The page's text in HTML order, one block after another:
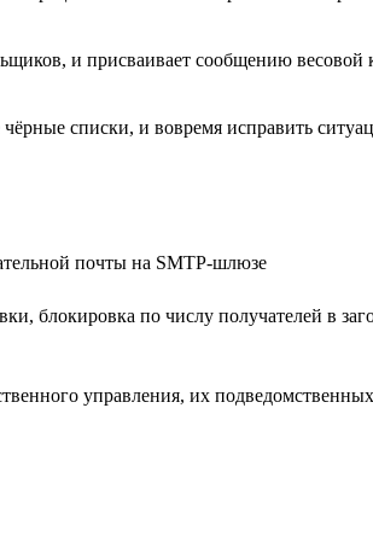
и присваивает сообщению весовой
списки, и вовремя исправить
почты на SMTP-шлюзе
блокировка по числу получателей в
управления, их